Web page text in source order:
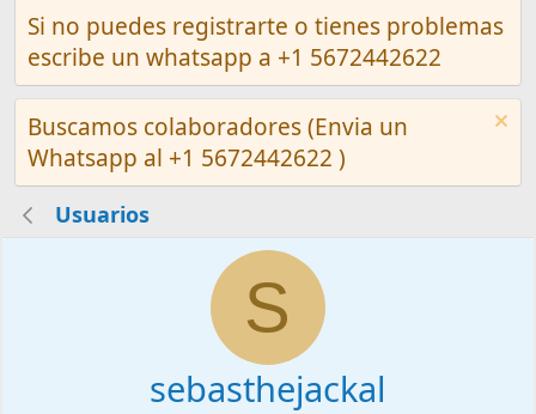
Si no puedes registrarte o tienes problemas
escribe un whatsapp a +1 5672442622
Buscamos colaboradores (Envia un
Whatsapp al +1 5672442622 )
Usuarios
S
sebasthejackal